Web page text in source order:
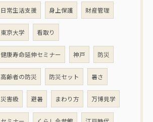
日常生活支援 身上保護 財産管理
東京大学 看取り
健康寿命延伸セミナー 神戸 防災
高齢者の防災 防災セット 暑さ
災害級 避暑 まわり方 万博見学